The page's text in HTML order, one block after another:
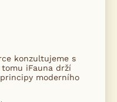
konzultujeme s
iFauna drží
moderního